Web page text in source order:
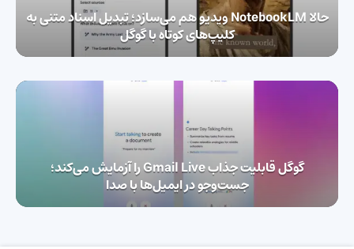
حالا NotebookLM ویدیو هم می‌سازد؛ تبدیل اسناد متنی به
کلیپ‌های کوتاه با گوگل
گوگل قابلیت جذاب Gmail Live را آزمایش می‌کند؛
جست‌وجو در ایمیل‌ها با صدا